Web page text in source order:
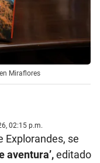
Miraflores
02:15 p.m.
Explorandes, se
aventura’,editado